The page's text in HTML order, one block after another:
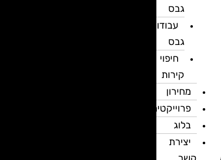
גבס
עבודות
גבס
חיפוי
קירות
מחירון
פרוייקטים
בלוג
יצירת